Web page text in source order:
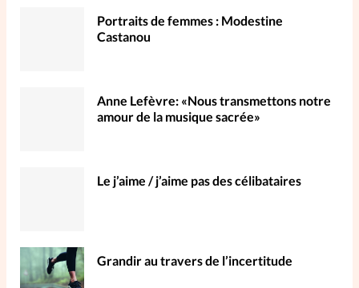
Portraits de femmes : Modestine
Castanou
Anne Lefèvre: «Nous transmettons notre
amour de la musique sacrée»
Le j’aime / j’aime pas des célibataires
Grandir au travers de l’incertitude